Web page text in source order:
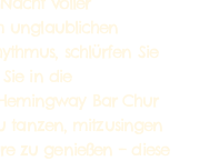
unglaublichen
schlürfen Sie
in die
Bar Chur
tanzen, mitzusingen
zu genießen – diese